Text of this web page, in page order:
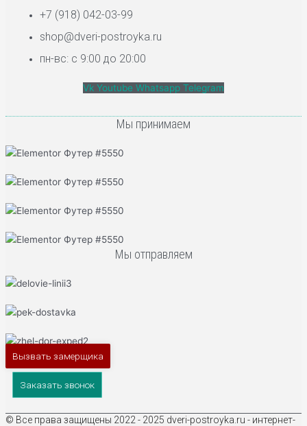
+7 (918) 042-03-99
shop@dveri-postroyka.ru
пн-вс: с 9:00 до 20:00
Vk Youtube Whatsapp Telegram
Мы принимаем
Мы отправляем
Вызвать замерщика
Заказать звонок
© Все права защищены 2022 - 2025 dveri-postroyka.ru - интернет-